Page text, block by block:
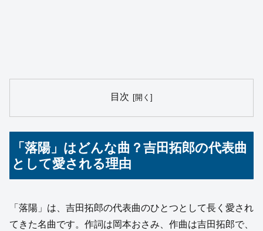
目次
「落陽」はどんな曲？吉田拓郎の代表曲
として愛される理由
「落陽」は、吉田拓郎の代表曲のひとつとして長く愛され
てきた名曲です。作詞は岡本おさみ、作曲は吉田拓郎で、